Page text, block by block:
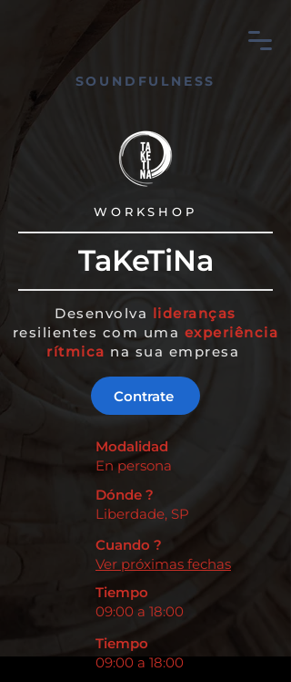
SOUNDFULNESS
WORKSHOP
TaKeTiNa
Desenvolva lideranças
resilientes com uma experiência
rítmica na sua empresa
Contrate
Modalidad
En persona
Dónde ?
Liberdade, SP
Cuando ?
Ver próximas fechas
Tiempo
09:00 a 18:00
Tiempo
09:00 a 18:00